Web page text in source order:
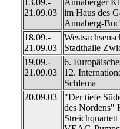
13.09.-
21.09.03
Annaberger
im Haus des
Annaberg-
18.09.-
21.09.03
Stadthalle
19.09.-
21.09.03
6.
12.
Schlema
20.09.03
"Der tiefe
des Nordens"
Streichquartett